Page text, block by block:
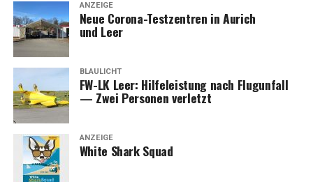
ANZEIGE
Neue Coro­na-Test­zen­tren in Aurich
und Leer
BLAULICHT
FW-LK Leer: Hil­fe­leis­tung nach Flug­un­fall
— Zwei Per­so­nen verletzt
ANZEIGE
White Shark Squad